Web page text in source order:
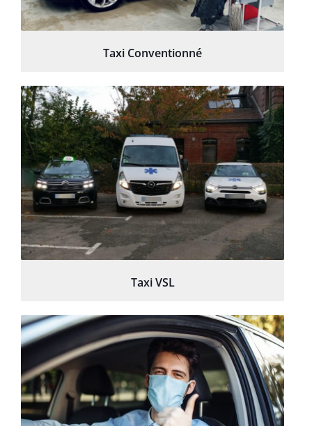
Taxi Conventionné
Taxi VSL